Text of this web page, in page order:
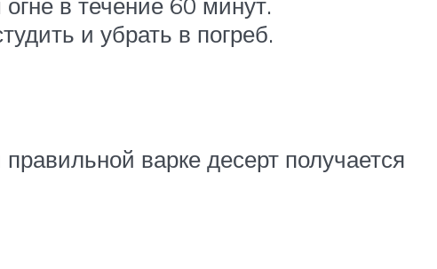
и убрать в погреб.
варке десерт получается